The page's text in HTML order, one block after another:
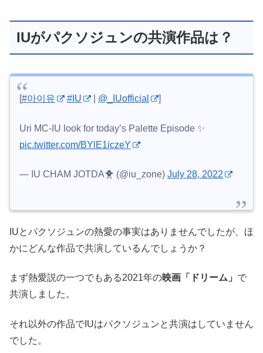
IUがパクソジュンの共演作品は？
[#아이유 #IU @_IUofficial ]
Uri MC-IU look for today’s Palette Episode ✨
pic.twitter.com/BYlE1iczeY
— IU CHAM JOTDA🐥 (@iu_zone) July 28, 2022
IUとパクソジュンの熱愛の事実はありませんでしたが、ほ
かにどんな作品で共演しているんでしょうか？
まず熱愛説の一つでもある2021年の映画「ドリーム」 で
共演しました。
それ以外の作品でIUはパクソジュンと共演はしていません
でした。